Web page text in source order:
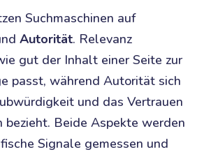
Suchmaschinen auf
Autorität. Relevanz
gut der Inhalt einer Seite zur
passt, während Autorität sich
und das Vertrauen
bezieht. Beide Aspekte werden
Signale gemessen und